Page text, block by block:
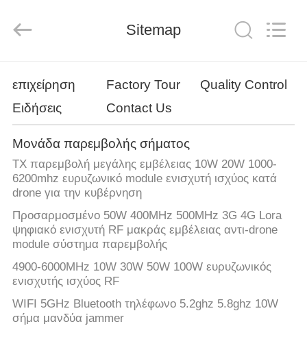
ΠΡΟΪΌΝΤΑ
ΠΕΡΊΠΟΥ
ΕΜΕΊΣ
ΓΎΡΟΣ
ΕΡΓΟΣΤΑΣΊΩΝ
ΠΟΙΟΤΙΚΌΣ
ΈΛΕΓΧΟΣ
Rights
Sitemap
επιχείρηση Factory Tour
Quality Control
Ειδήσεις
Contact Us
Μονάδα παρεμβολής σήματος
TX παρεμβολή μεγάλης εμβέλειας 10W 20W 1000-
6200mhz ευρυζωνικό module ενισχυτή ισχύος κατά
drone για την κυβέρνηση
Προσαρμοσμένο 50W 400MHz 500MHz 3G 4G Lora
ψηφιακό ενισχυτή RF μακράς εμβέλειας αντι-drone
module σύστημα παρεμβολής
4900-6000MHz 10W 30W 50W 100W ευρυζωνικός
ενισχυτής ισχύος RF
WIFI 5GHz Bluetooth τηλέφωνο 5.2ghz 5.8ghz 10W
σήμα μανδύα jammer